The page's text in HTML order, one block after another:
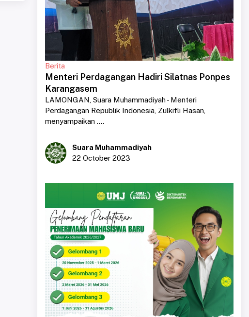
Berita
Menteri Perdagangan Hadiri Silatnas Ponpes
Karangasem
LAMONGAN, Suara Muhammadiyah - Menteri
Perdagangan Republik Indonesia, Zulkifli Hasan,
menyampaikan ....
Suara Muhammadiyah
22 October 2023